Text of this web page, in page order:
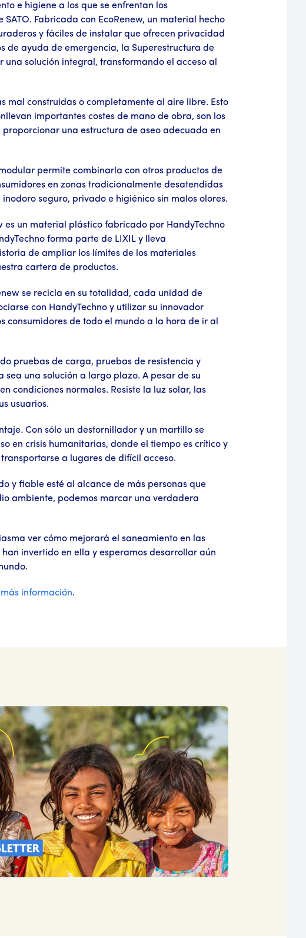
e higiene a los que se enfrentan los
Fabricada con EcoRenew, un material hecho
y fáciles de instalar que ofrecen privacidad
de ayuda de emergencia, la Superestructura de
solución integral, transformando el acceso al
mal construidas o completamente al aire libre. Esto
importantes costes de mano de obra, son los
una estructura de aseo adecuada en
permite combinarla con otros productos de
en zonas tradicionalmente desatendidas
seguro, privado e higiénico sin malos olores.
es un material plástico fabricado por HandyTechno
forma parte de LIXIL y lleva
de ampliar los límites de los materiales
cartera de productos.
se recicla en su totalidad, cada unidad de
con HandyTechno y utilizar su innovador
consumidores de todo el mundo a la hora de ir al
pruebas de carga, pruebas de resistencia y
una solución a largo plazo. A pesar de su
condiciones normales. Resiste la luz solar, las
usuarios.
Con sólo un destornillador y un martillo se
en crisis humanitarias, donde el tiempo es crítico y
a lugares de difícil acceso.
y fiable esté al alcance de más personas que
ambiente, podemos marcar una verdadera
ver cómo mejorará el saneamiento en las
invertido en ella y esperamos desarrollar aún
información.